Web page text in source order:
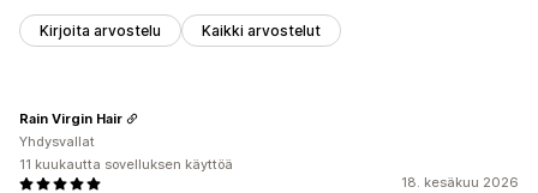
Kirjoita arvostelu Kaikki arvostelut
18. kesäkuu 2026
Rain Virgin Hair
Yhdysvallat
11 kuukautta sovelluksen käyttöä